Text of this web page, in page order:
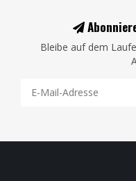
Bleibe auf dem